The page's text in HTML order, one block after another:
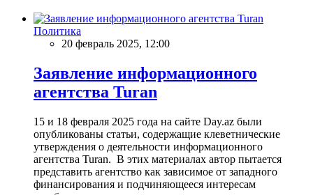
Политика
20 февраль 2025, 12:00
Заявление информационного
агентства Turan
15 и 18 февраля 2025 года на сайте Day.az были
опубликованы статьи, содержащие клеветнические
утверждения о деятельности информационного
агентства Turan. В этих материалах автор пытается
представить агентство как зависимое от западного
финансирования и подчиняющееся интересам